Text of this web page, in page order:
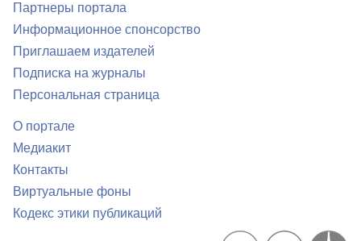
Партнеры портала
Информационное спонсорство
Приглашаем издателей
Подписка на журналы
Персональная страница
О портале
Медиакит
Контакты
Виртуальные фоны
Кодекс этики публикаций